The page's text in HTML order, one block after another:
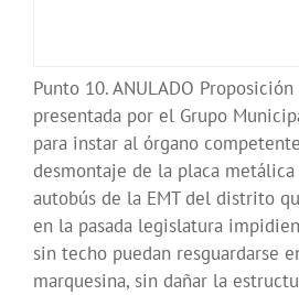
Punto 10. ANULADO
presentada por el Grupo
para instar al órgano
desmontaje de la placa metálica
autobús de la EMT del distrito
en la pasada legislatura
sin techo puedan resguardarse
marquesina, sin dañar la